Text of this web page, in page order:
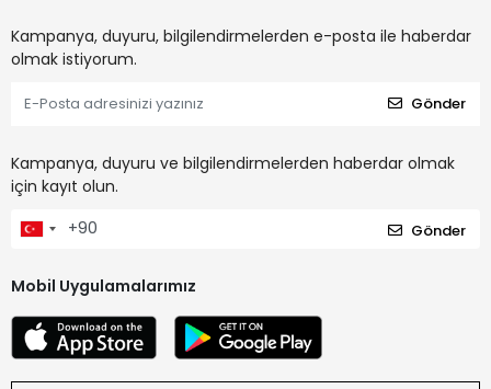
Kampanya, duyuru, bilgilendirmelerden e-posta ile haberdar
olmak istiyorum.
Gönder
Kampanya, duyuru ve bilgilendirmelerden haberdar olmak
için kayıt olun.
Gönder
Mobil Uygulamalarımız